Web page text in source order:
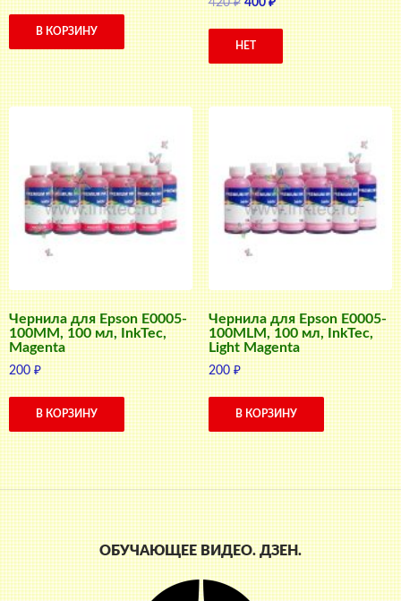
В КОРЗИНУ
420₽
цена
составляла
400₽
цена:
400 ₽.
НЕТ
Чернила для Epson E0005-
100MM, 100 мл, InkTec,
Magenta
200₽
В КОРЗИНУ
Чернила для Epson E0005-
100MLM, 100 мл, InkTec,
Light Magenta
200₽
В КОРЗИНУ
ОБУЧАЮЩЕЕ ВИДЕО. ДЗЕН.